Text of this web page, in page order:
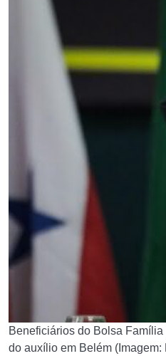
Beneficiários do Bolsa
do auxílio em Belém (Imagem: